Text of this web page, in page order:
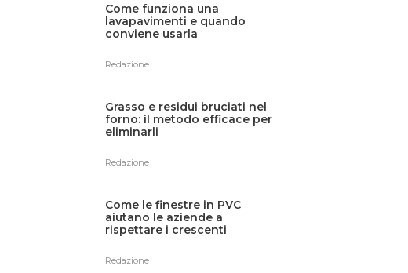
Come funziona una
lavapavimenti e quando
conviene usarla
Redazione
Grasso e residui bruciati nel
forno: il metodo efficace per
eliminarli
Redazione
Come le finestre in PVC
aiutano le aziende a
rispettare i crescenti
Redazione